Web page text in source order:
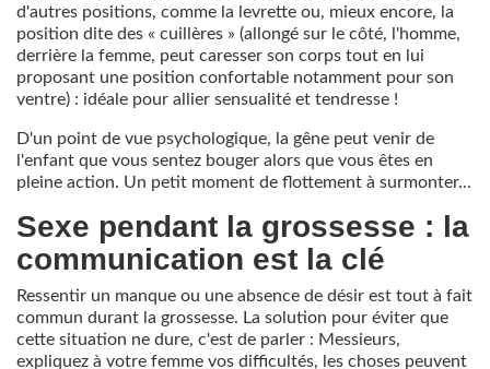
d'autres positions, comme la levrette ou, mieux encore, la
position dite des « cuillères » (allongé sur le côté, l'homme,
derrière la femme, peut caresser son corps tout en lui
proposant une position confortable notamment pour son
ventre) : idéale pour allier sensualité et tendresse !
D'un point de vue psychologique, la gêne peut venir de
l'enfant que vous sentez bouger alors que vous êtes en
pleine action. Un petit moment de flottement à surmonter...
Sexe pendant la grossesse : la
communication est la clé
Ressentir un manque ou une absence de désir est tout à fait
commun durant la grossesse. La solution pour éviter que
cette situation ne dure, c'est de parler : Messieurs,
expliquez à votre femme vos difficultés, les choses peuvent